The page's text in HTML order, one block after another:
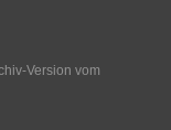
Version vom